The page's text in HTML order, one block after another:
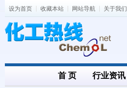
设为首页 收藏本站 网站导航 关于我们
首 页 行业资讯